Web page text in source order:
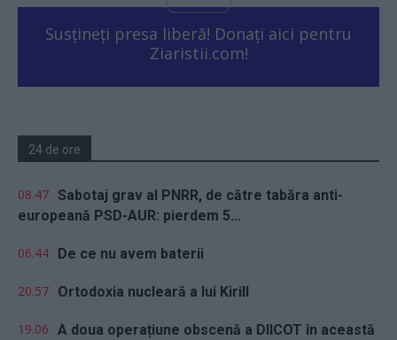
Susțineți presa liberă! Donați aici pentru
Ziaristii.com!
24 de ore
08.47 Sabotaj grav al PNRR, de către tabăra anti-
europeană PSD-AUR: pierdem 5...
06.44 De ce nu avem baterii
20.57 Ortodoxia nucleară a lui Kirill
19.06 A doua operațiune obscenă a DIICOT în această